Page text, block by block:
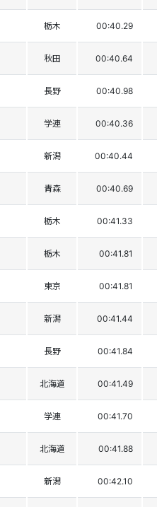
栃木 00:40.29
秋田 00:40.64
長野 00:40.98
学連 00:40.36
新潟 00:40.44
青森 00:40.69
栃木 00:41.33
栃木 00:41.81
東京 00:41.81
新潟 00:41.44
長野 00:41.84
北海道 00:41.49
学連 00:41.70
北海道 00:41.88
新潟 00:42.10